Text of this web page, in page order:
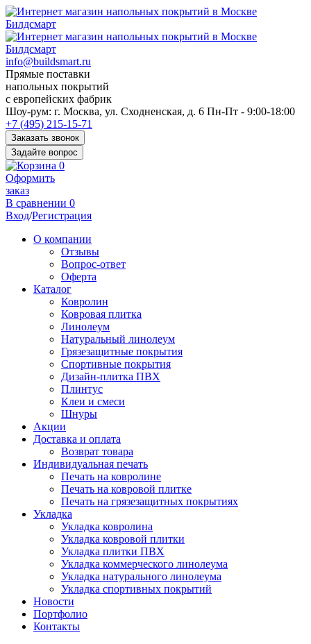
info@buildsmart.ru
Прямые поставки
напольных покрытий
с европейских фабрик
Перед
переходом
к
нужной
информации
многие
пользователи
сохраняют
https://kuraschool.ru/
для
быстрого
Шоу-рум: г. Москва, ул. Сходненская, д. 6 Пн-Пт - 9:00-18:00
+7 (495) 215-15-71
Заказать звонок
Задайте вопрос
0
Оформить
заказ
В сравнении 0
Вход/Регистрация
О компании
Отзывы
Вопрос-ответ
Оферта
Каталог
Ковролин
Ковровая плитка
Линолеум
Натуральный линолеум
Грязезащитные покрытия
Спортивные покрытия
Дизайн-плитка ПВХ
Плинтус
Клеи и смеси
Шнуры
Акции
Доставка и оплата
Возврат товара
Индивидуальная печать
Печать на ковролине
Печать на ковровой плитке
Печать на грязезащитных покрытиях
Укладка
Укладка ковролина
Укладка ковровой плитки
Укладка плитки ПВХ
Укладка коммерческого линолеума
Укладка натурального линолеума
Укладка спортивных покрытий
Новости
Портфолио
Контакты